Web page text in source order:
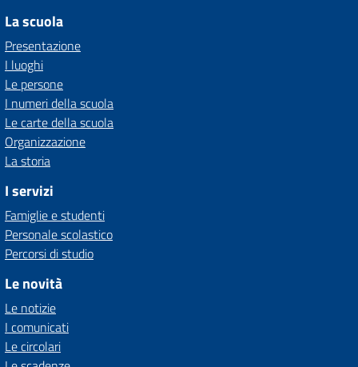
La scuola
Presentazione
I luoghi
Le persone
I numeri della scuola
Le carte della scuola
Organizzazione
La storia
I servizi
Famiglie e studenti
Personale scolastico
Percorsi di studio
Le novità
Le notizie
I comunicati
Le circolari